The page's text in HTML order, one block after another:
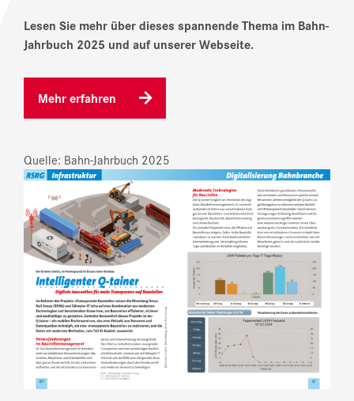
Lesen Sie mehr über dieses spannende Thema im Bahn-
Jahrbuch 2025 und auf unserer Webseite.
Mehr erfahren
Quelle: Bahn-Jahrbuch 2025